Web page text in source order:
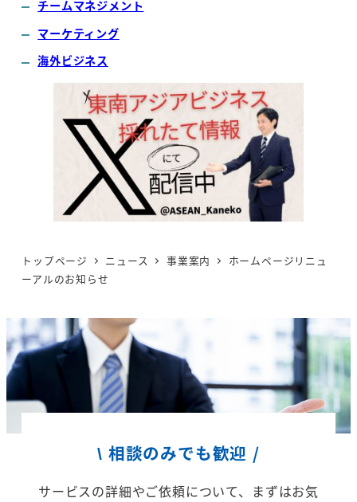
チームマネジメント
マーケティング
海外ビジネス
トップページ ニュース 事業案内
ホームページリニュ
ーアルのお知らせ
\ 相談のみでも歓迎 /
サービスの詳細やご依頼について、
まずはお気